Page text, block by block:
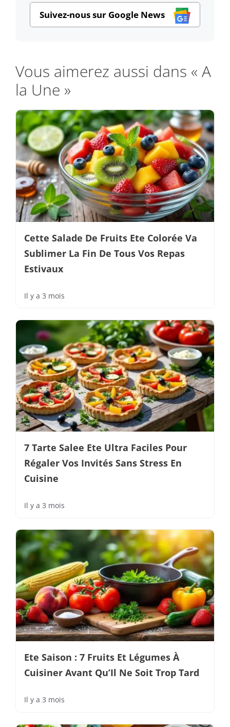
Suivez-nous sur Google News
Vous aimerez aussi dans « A
la Une »
Cette Salade De Fruits Ete Colorée Va
Sublimer La Fin De Tous Vos Repas
Estivaux
Il y a 3 mois
7 Tarte Salee Ete Ultra Faciles Pour
Régaler Vos Invités Sans Stress En
Cuisine
Il y a 3 mois
Ete Saison : 7 Fruits Et Légumes À
Cuisiner Avant Qu’Il Ne Soit Trop Tard
Il y a 3 mois